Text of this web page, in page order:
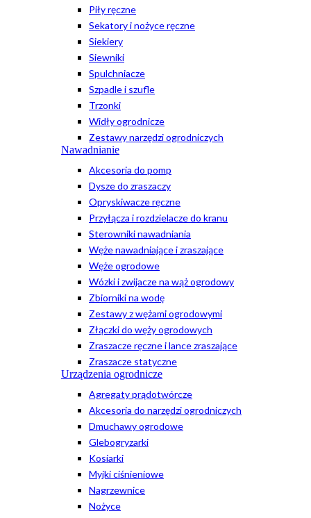
Piły ręczne
Sekatory i nożyce ręczne
Siekiery
Siewniki
Spulchniacze
Szpadle i szufle
Trzonki
Widły ogrodnicze
Zestawy narzędzi ogrodniczych
Nawadnianie
Akcesoria do pomp
Dysze do zraszaczy
Opryskiwacze ręczne
Przyłącza i rozdzielacze do kranu
Sterowniki nawadniania
Węże nawadniające i zraszające
Węże ogrodowe
Wózki i zwijacze na wąż ogrodowy
Zbiorniki na wodę
Zestawy z wężami ogrodowymi
Złączki do węży ogrodowych
Zraszacze ręczne i lance zraszające
Zraszacze statyczne
Urządzenia ogrodnicze
Agregaty prądotwórcze
Akcesoria do narzędzi ogrodniczych
Dmuchawy ogrodowe
Glebogryzarki
Kosiarki
Myjki ciśnieniowe
Nagrzewnice
Nożyce